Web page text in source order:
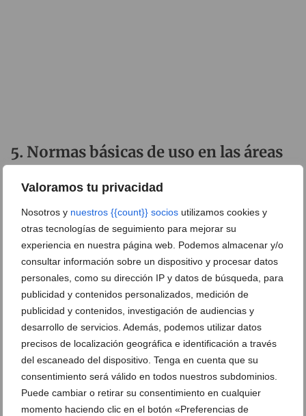
Valoramos tu privacidad
Nosotros y nuestros {{count}} socios utilizamos cookies y
otras tecnologías de seguimiento para mejorar su
experiencia en nuestra página web. Podemos almacenar y/o
consultar información sobre un dispositivo y procesar datos
personales, como su dirección IP y datos de búsqueda, para
publicidad y contenidos personalizados, medición de
publicidad y contenidos, investigación de audiencias y
desarrollo de servicios. Además, podemos utilizar datos
precisos de localización geográfica e identificación a través
del escaneado del dispositivo. Tenga en cuenta que su
consentimiento será válido en todos nuestros subdominios.
Puede cambiar o retirar su consentimiento en cualquier
momento haciendo clic en el botón «Preferencias de
Normas básicas de uso en las áreas
usuarios lo disfruten con responsabilidad y acatando
unas normas básicas de buen uso:
Obligación (legal y moral) de recoger los
excrementos de su mascota.
Usar la correa para salir y entrar del lugar y llevar a
los perros convenientemente identificados y
vacunados.
Prohibido maltratar a los animales y llevarlos a este
espacio de convivencia cuando estén enfermos, en
celo o tengan problemas de agresividad.